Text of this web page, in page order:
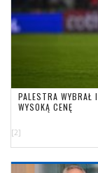
PALESTRA WYBRAŁ
WYSOKĄ CENĘ
[2]